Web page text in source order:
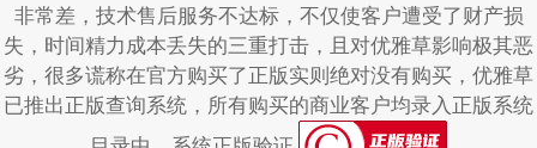
非常差，技术售后服务不达标，不仅使客户遭受了财产损
失，时间精力成本丢失的三重打击，且对优雅草影响极其恶
劣，很多谎称在官方购买了正版实则绝对没有购买，优雅草
已推出正版查询系统，所有购买的商业客户均录入正版系统